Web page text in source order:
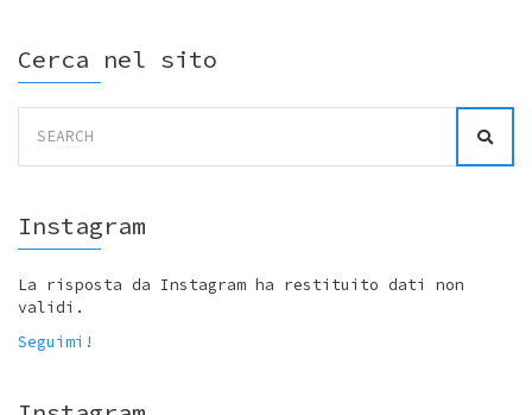
Cerca nel sito
for:
Instagram
La risposta da Instagram ha restituito dati non
validi.
Seguimi!